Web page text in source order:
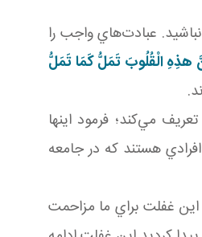
عبادت‌هاي واجب را
هذِهِ الْقُلُوبَ تَمَلُّ كَمَا تَمَلُّ
مي‌کند؛ فرمود اينها
هستند که در جامعه
غفلت براي ما مزاحمت